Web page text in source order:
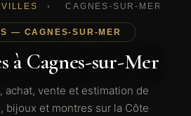
VILLES › CAGNES-SUR-MER
— CAGNES-SUR-MER
à Cagnes-sur-Mer
achat, vente et estimation de
bijoux et montres sur la Côte